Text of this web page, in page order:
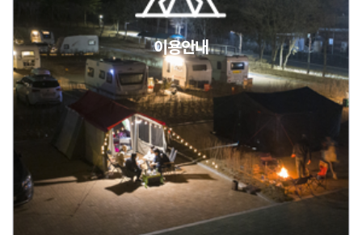
2026년 5월 캠핑장 안점 점검의 날 변경 안내
캠핑장(9월1일~6일) 미운영 공지
[6/1]전산시스템 점검 및 안정화에 따른 서비스 이용 제한 안내
이용안내